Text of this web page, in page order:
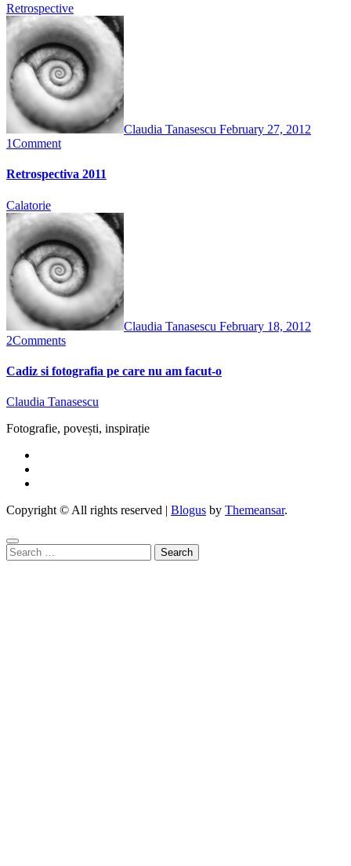
Retrospective
Claudia Tanasescu February 27, 2012
1Comment
Retrospectiva 2011
Calatorie
Claudia Tanasescu February 18, 2012
2Comments
Cadiz si fotografia pe care nu am facut-o
Claudia Tanasescu
Fotografie, povești, inspirație
Copyright © All rights reserved | Blogus by Themeansar.
Search
for: